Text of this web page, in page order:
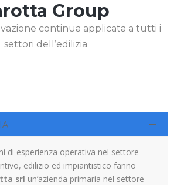
Group
continua applicata a tutti i
settori dell’edilizia
di esperienza operativa nel settore
edilizio ed impiantistico fanno
srl un’azienda primaria nel settore